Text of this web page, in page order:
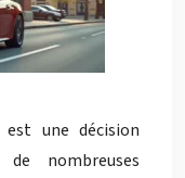
est une décision
de nombreuses